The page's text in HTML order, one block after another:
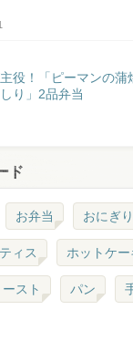
役！「ピーマンの蒲
り」2品弁当
ド
お弁当 おにぎり
ィス ホットケ
ースト パン